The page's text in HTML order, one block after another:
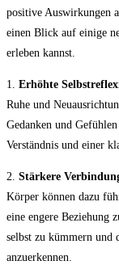
positive Auswirkungen
einen Blick auf einige
erleben kannst.
1. Erhöhte
Ruhe und
Gedanken und
Verständnis und einer
2. Stärkere
Körper können dazu
eine engere Beziehung
selbst zu kümmern und
anzuerkennen.